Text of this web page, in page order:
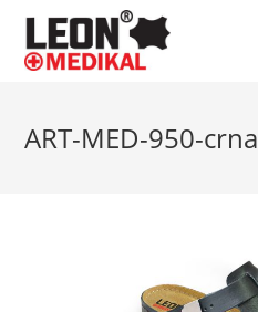
ART-MED-950-crna